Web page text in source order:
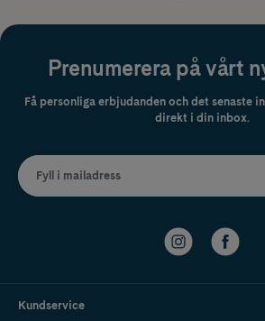
Prenumerera på vårt
Få personliga erbjudanden och det senaste
direkt i din inbox.
Fyll i mailadress
Kundservice